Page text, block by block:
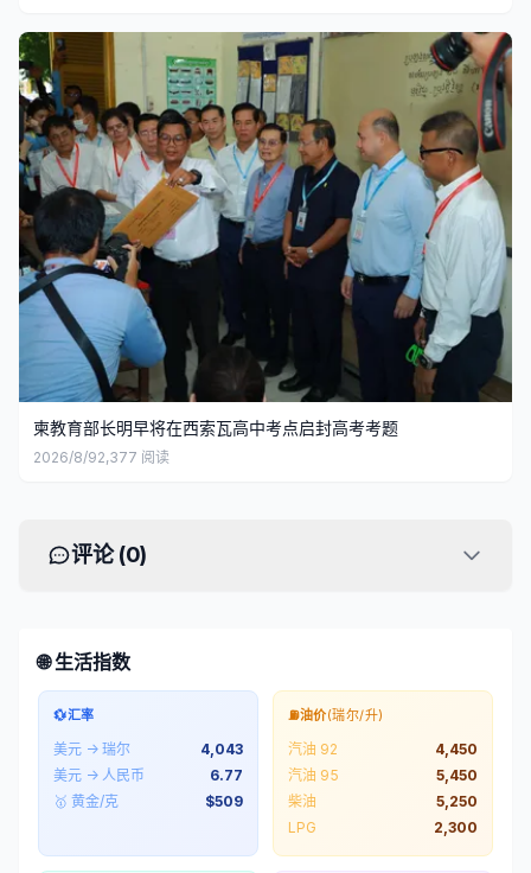
柬教育部长明早将在西索瓦高中考点启封高考考题
2026/8/92,377 阅读
评论 (0)
🌐 生活指数
💱汇率
美元 → 瑞尔
4,043
美元 → 人民币
6.77
🥇 黄金/克
$509
⛽油价(瑞尔/升)
汽油 92
4,450
汽油 95
5,450
柴油
5,250
LPG
2,300